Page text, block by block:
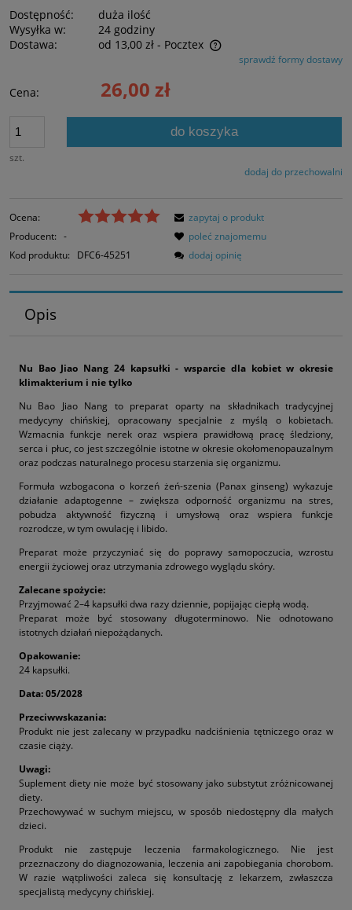
Dostępność:
duża ilość
Wysyłka w:
24 godziny
Dostawa:
od 13,00 zł - Pocztex
Cena nie zawiera ewentualnych kosztów płatnościsprawdź formy dostawy
Cena: 26,00 zł
szt.
do koszyka
dodaj do przechowalni
Ocena:
Producent: -
Kod produktu:
DFC6-45251
zapytaj o produkt
poleć znajomemu
dodaj opinię
Opis
Nu Bao Jiao Nang 24 kapsułki - wsparcie dla kobiet w okresie
klimakterium i nie tylko
Nu Bao Jiao Nang to preparat oparty na składnikach tradycyjnej
medycyny chińskiej, opracowany specjalnie z myślą o kobietach.
Wzmacnia funkcje nerek oraz wspiera prawidłową pracę śledziony,
serca i płuc, co jest szczególnie istotne w okresie okołomenopauzalnym
oraz podczas naturalnego procesu starzenia się organizmu.
Formuła wzbogacona o korzeń żeń-szenia (Panax ginseng) wykazuje
działanie adaptogenne – zwiększa odporność organizmu na stres,
pobudza aktywność fizyczną i umysłową oraz wspiera funkcje
rozrodcze, w tym owulację i libido.
Preparat może przyczyniać się do poprawy samopoczucia, wzrostu
energii życiowej oraz utrzymania zdrowego wyglądu skóry.
Zalecane spożycie:
Przyjmować 2–4 kapsułki dwa razy dziennie, popijając ciepłą wodą.
Preparat może być stosowany długoterminowo. Nie odnotowano
istotnych działań niepożądanych.
Opakowanie:
24 kapsułki.
Data: 05/2028
Przeciwwskazania:
Produkt nie jest zalecany w przypadku nadciśnienia tętniczego oraz w
czasie ciąży.
Uwagi:
Suplement diety nie może być stosowany jako substytut zróżnicowanej
diety.
Przechowywać w suchym miejscu, w sposób niedostępny dla małych
dzieci.
Produkt nie zastępuje leczenia farmakologicznego. Nie jest
przeznaczony do diagnozowania, leczenia ani zapobiegania chorobom.
W razie wątpliwości zaleca się konsultację z lekarzem, zwłaszcza
specjalistą medycyny chińskiej.